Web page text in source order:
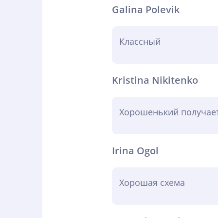
Galina Polevik
Классный
Kristina Nikitenko
Хорошенький
Irina Ogol
Хорошая схема